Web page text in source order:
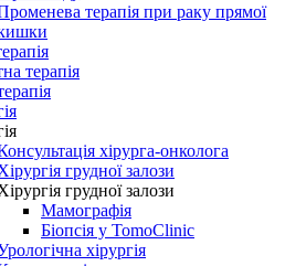
терапія при раку прямої
терапія
хірурга-онколога
грудної залози
грудної залози
Мамографія
Біопсія у TomoClinic
хірургія